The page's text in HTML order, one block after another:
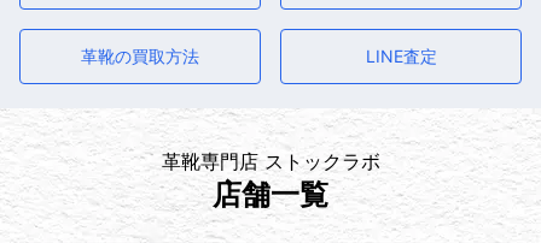
革靴の買取方法 LINE査定
革靴専門店 ストックラボ
店舗一覧